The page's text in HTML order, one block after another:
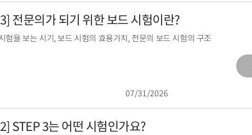
전문의가 되기 위한 보드 시험이란?
험을 보는 시기, 보드 시험의 효용가치, 전문의 보드 시험의 구조
07/31/2026
STEP 3는 어떤 시험인가요?